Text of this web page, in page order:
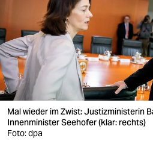
wahrheit
verlag
verlag
veranstaltungen
shop
Mal wieder im Zwist: Justizministerin
Innenminister Seehofer (klar: rechts)
Foto: dpa